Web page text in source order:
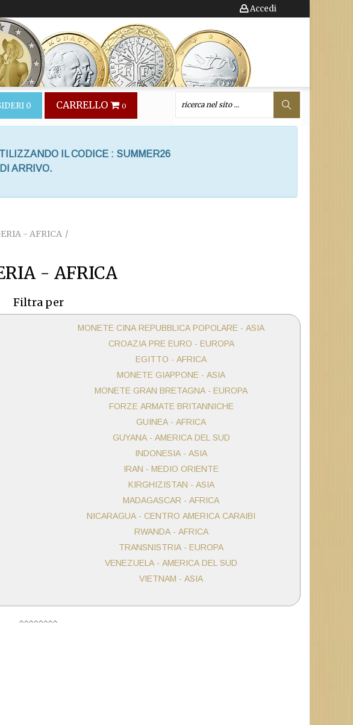
Accedi
0 CARRELLO 0
IL CODICE : SUMMER26
ARRIVO.
- AFRICA
- AFRICA
Filtra per
MONETE CINA REPUBBLICA POPOLARE - ASIA
CROAZIA PRE EURO - EUROPA
EGITTO - AFRICA
MONETE GIAPPONE - ASIA
MONETE GRAN BRETAGNA - EUROPA
FORZE ARMATE BRITANNICHE
GUINEA - AFRICA
GUYANA - AMERICA DEL SUD
INDONESIA - ASIA
IRAN - MEDIO ORIENTE
KIRGHIZISTAN - ASIA
MADAGASCAR - AFRICA
NICARAGUA - CENTRO AMERICA CARAIBI
RWANDA - AFRICA
TRANSNISTRIA - EUROPA
VENEZUELA - AMERICA DEL SUD
VIETNAM - ASIA